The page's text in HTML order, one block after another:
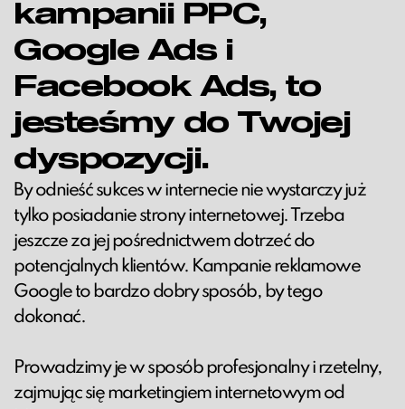
kampanii PPC,
Google Ads i
Facebook Ads, to
jesteśmy do Twojej
dyspozycji.
By odnieść sukces w internecie nie wystarczy już
tylko posiadanie strony internetowej. Trzeba
jeszcze za jej pośrednictwem dotrzeć do
potencjalnych klientów. Kampanie reklamowe
Google to bardzo dobry sposób, by tego
dokonać.
Prowadzimy je w sposób profesjonalny i rzetelny,
zajmując się marketingiem internetowym od